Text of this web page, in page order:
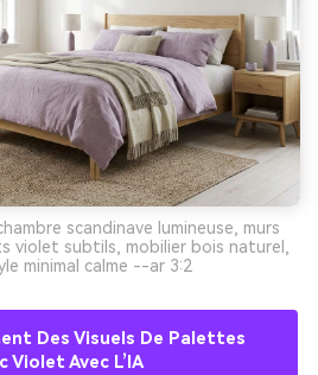
scandinave lumineuse, murs
violet subtils, mobilier bois naturel,
minimal calme --ar 3:2
Des Visuels De Palettes
Violet Avec L’IA